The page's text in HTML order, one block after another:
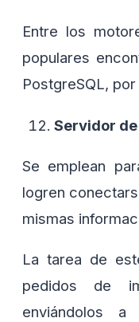
Entre los
populares
PostgreSQL,
Servidor
Se emplean
logren
mismas
La tarea de
pedidos de
enviándolos